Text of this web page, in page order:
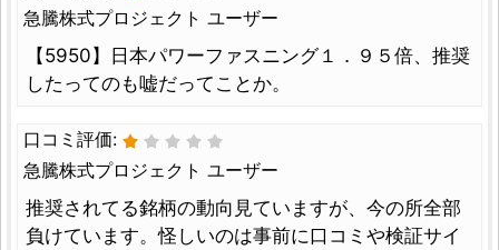
急騰株式プロジェクト ユーザー
【5950】日本パワーファスニング１．９５倍、推奨
したってのも嘘だってことか。
口コミ評価:
急騰株式プロジェクト ユーザー
推奨されてる銘柄の動向見ていますが、今の所全部
負けています。怪しいのは事前に口コミや検証サイ